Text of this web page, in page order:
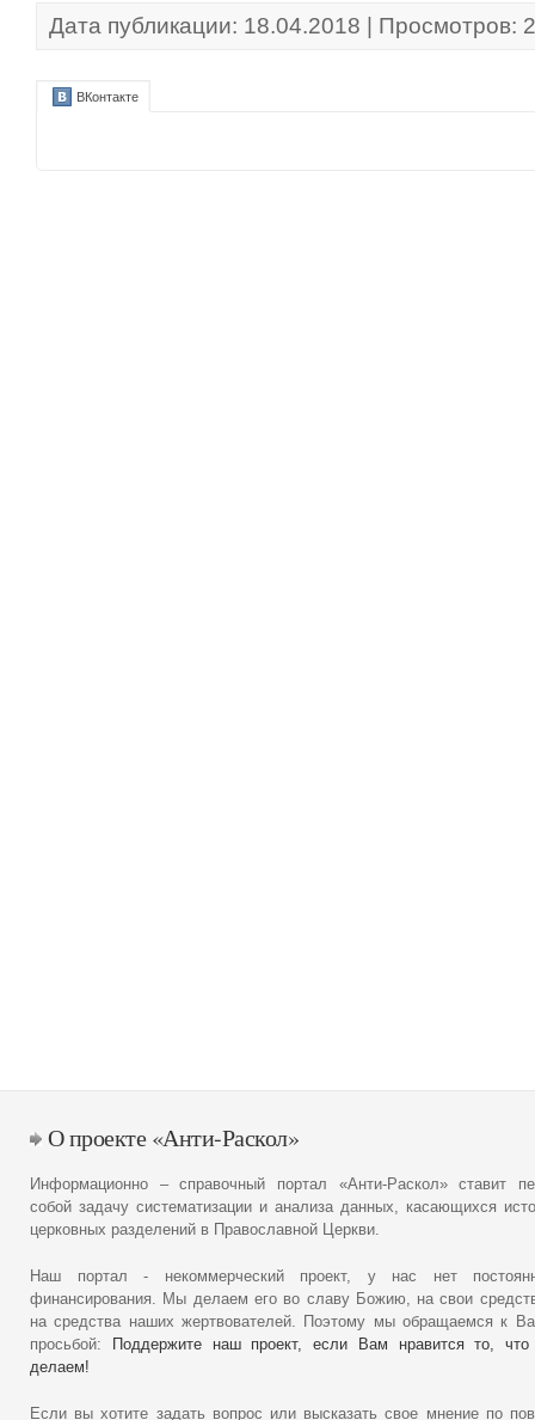
Дата публикации: 18.04.2018 | Просмотров:
ВКонтакте
О проекте «Анти-Раскол»
Информационно – справочный портал «Анти-Раскол» ставит
собой задачу систематизации и анализа данных, касающихся
церковных разделений в Православной Церкви.
Наш портал - некоммерческий проект, у нас нет
финансирования. Мы делаем его во славу Божию, на свои
на средства наших жертвователей. Поэтому мы обращаемся к
просьбой:
Поддержите наш проект, если Вам нравится то,
делаем!
Если вы хотите задать вопрос или высказать свое мнение по